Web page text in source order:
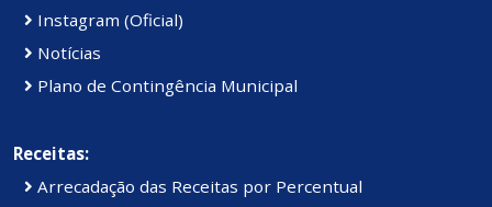
Instagram (Oficial)
Notícias
Plano de Contingência Municipal
Receitas:
Arrecadação das Receitas por Percentual